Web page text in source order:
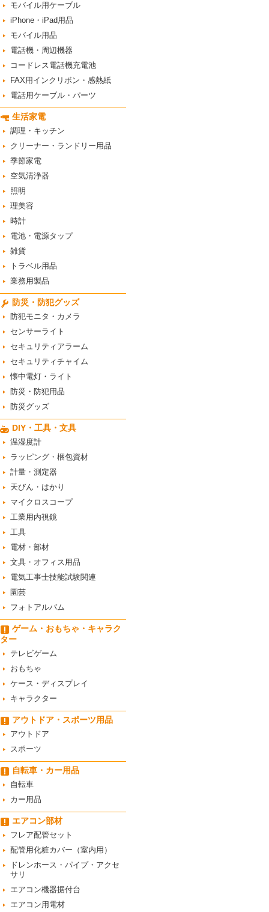
モバイル用ケーブル
iPhone・iPad用品
モバイル用品
電話機・周辺機器
コードレス電話機充電池
FAX用インクリボン・感熱紙
電話用ケーブル・パーツ
生活家電
調理・キッチン
クリーナー・ランドリー用品
季節家電
空気清浄器
照明
理美容
時計
電池・電源タップ
雑貨
トラベル用品
業務用製品
防災・防犯グッズ
防犯モニタ・カメラ
センサーライト
セキュリティアラーム
セキュリティチャイム
懐中電灯・ライト
防災・防犯用品
防災グッズ
DIY・工具・文具
温湿度計
ラッピング・梱包資材
計量・測定器
天びん・はかり
マイクロスコープ
工業用内視鏡
工具
電材・部材
文具・オフィス用品
電気工事士技能試験関連
園芸
フォトアルバム
ゲーム・おもちゃ・キャラク
ター
テレビゲーム
おもちゃ
ケース・ディスプレイ
キャラクター
アウトドア・スポーツ用品
アウトドア
スポーツ
自転車・カー用品
自転車
カー用品
エアコン部材
フレア配管セット
配管用化粧カバー（室内用）
ドレンホース・パイプ・アクセ
サリ
エアコン機器据付台
エアコン用電材